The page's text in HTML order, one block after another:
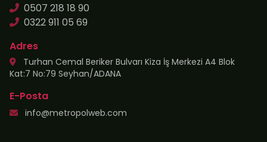
0507 218 18 90
0322 911 05 69
Adres
Turhan Cemal Beriker Bulvarı Kiza İş Merkezi A4 Blok
Kat:7 No:79 Seyhan/ADANA
E-Posta
info@metropolweb.com